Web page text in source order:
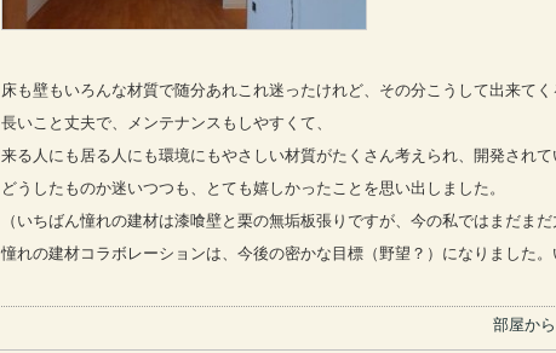
床も壁もいろんな材質で随分あれこれ迷ったけれど、その分こうして出来てく
長いこと丈夫で、メンテナンスもしやすくて、
来る人にも居る人にも環境にもやさしい材質がたくさん考えられ、開発されて
どうしたものか迷いつつも、とても嬉しかったことを思い出しました。
（いちばん憧れの建材は漆喰壁と栗の無垢板張りですが、今の私ではまだまだ
憧れの建材コラボレーションは、今後の密かな目標（野望？）になりました。
部屋か